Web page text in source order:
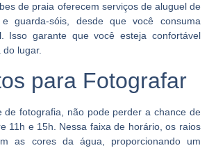
de praia oferecem serviços de aluguel de
e guarda-sóis, desde que você consuma
Isso garante que você esteja confortável
lugar.
para Fotografar
de fotografia, não pode perder a chance de
11h e 15h. Nessa faixa de horário, os raios
as cores da água, proporcionando um